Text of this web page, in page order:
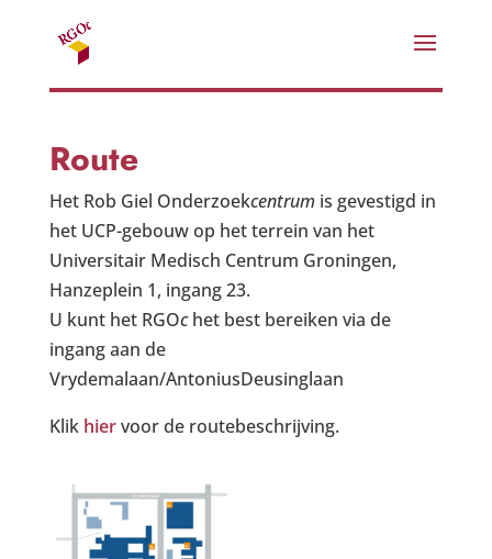
Route
Het Rob Giel Onderzoekcentrumis gevestigd in
het UCP-gebouw op het terrein van het
Universitair Medisch Centrum Groningen,
Hanzeplein 1, ingang 23.
U kunt het RGOchet best bereiken via de
ingang aan de
Vrydemalaan/AntoniusDeusinglaan
Klikhiervoor de routebeschrijving.